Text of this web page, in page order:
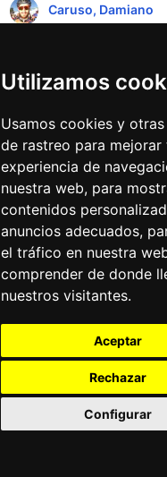
Utilizamos
Usamos cookies y
de rastreo para mejorar
experiencia de
nuestra web, para
contenidos
anuncios adecuados,
el tráfico en nuestra
comprender de donde
nuestros visitantes.
Aceptar
Rechazar
Configurar
Caruso, Damiano
Padun, Mark
Poels, Wouter
Tratnik, Jan
Benedetti, Cesare
Gamper, Patrick